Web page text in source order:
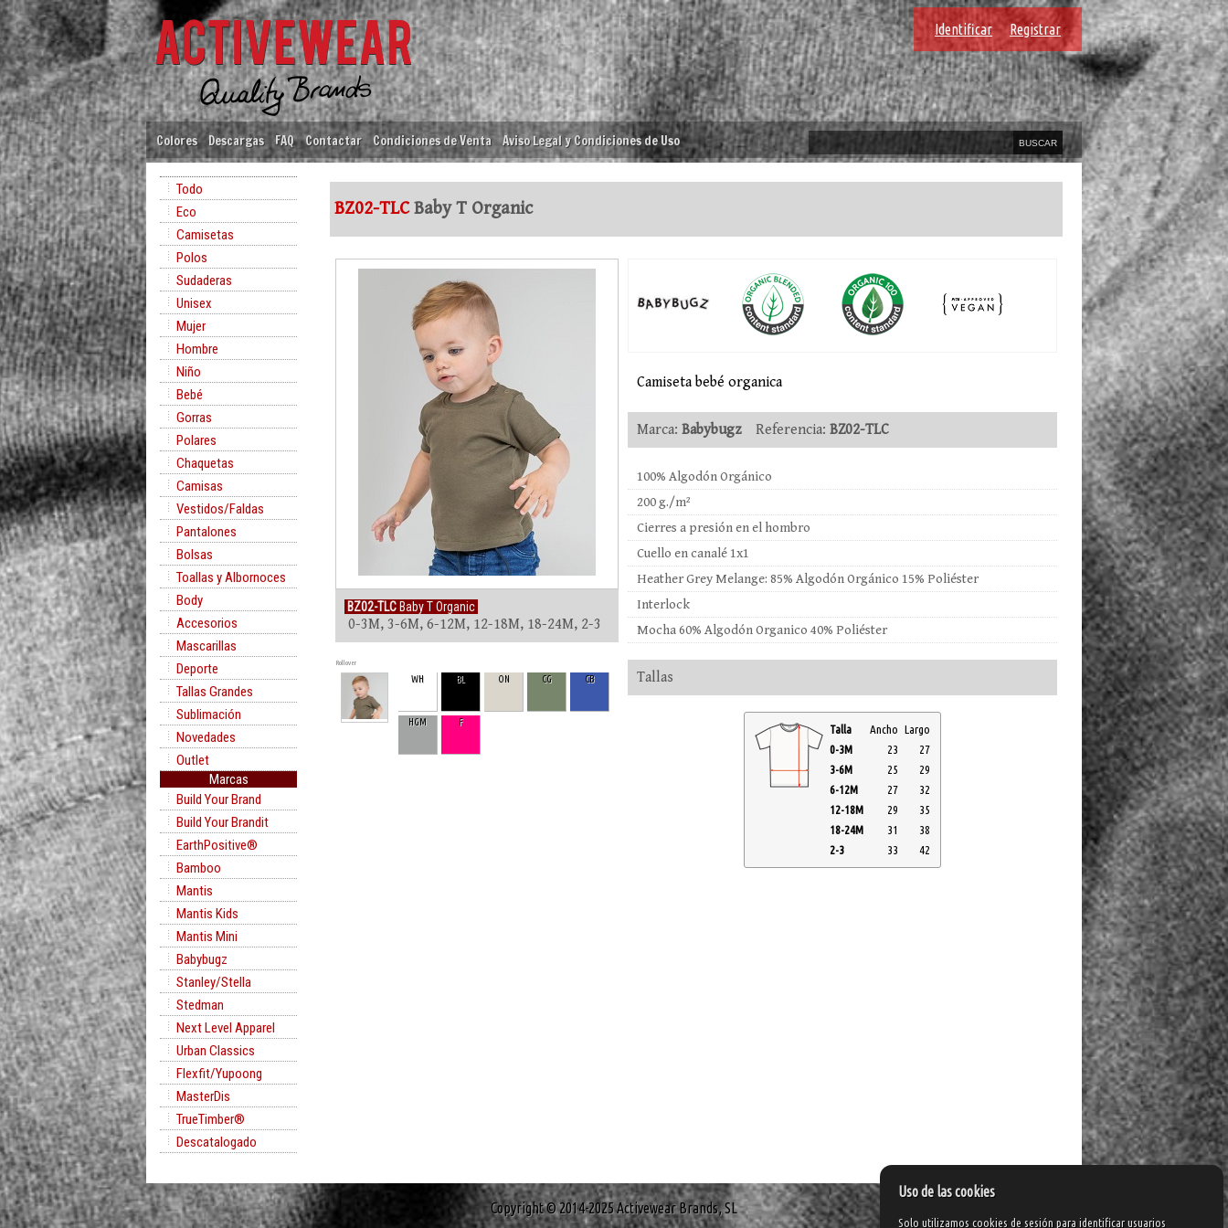
Identificar Registrar
Colores Descargas FAQ Contactar Condiciones de Venta Aviso Legal y Condiciones de Uso
Todo
Eco
Camisetas
Polos
Sudaderas
Unisex
Mujer
Hombre
Niño
Bebé
Gorras
Polares
Chaquetas
Camisas
Vestidos/Faldas
Pantalones
Bolsas
Toallas y Albornoces
Body
Accesorios
Mascarillas
Deporte
Tallas Grandes
Sublimación
Novedades
Outlet
Marcas
Build Your Brand
Build Your Brandit
EarthPositive®
Bamboo
Mantis
Mantis Kids
Mantis Mini
Babybugz
Stanley/Stella
Stedman
Next Level Apparel
Urban Classics
Flexfit/Yupoong
MasterDis
TrueTimber®
Descatalogado
BZ02-TLCBaby T Organic
BZ02-TLC Baby T Organic
0-3M, 3-6M, 6-12M, 12-18M, 18-24M, 2-3
Rollover
WH BL ON CG CB
HGM F
Camiseta bebé organica
Marca: BabybugzReferencia: BZ02-TLC
100% Algodón Orgánico
200 g./m²
Cierres a presión en el hombro
Cuello en canalé 1x1
Heather Grey Melange: 85% Algodón Orgánico 15% Poliéster
Interlock
Mocha 60% Algodón Organico 40% Poliéster
Tallas
Talla Ancho Largo
0-3M
23
27
3-6M
25
29
6-12M
27
32
12-18M
29
35
18-24M
31
38
2-3
33 42
Copyright © 2014-2025 Activewear Brands, SL
Uso de las cookies
Solo utilizamos cookies de sesión para identificar usuarios